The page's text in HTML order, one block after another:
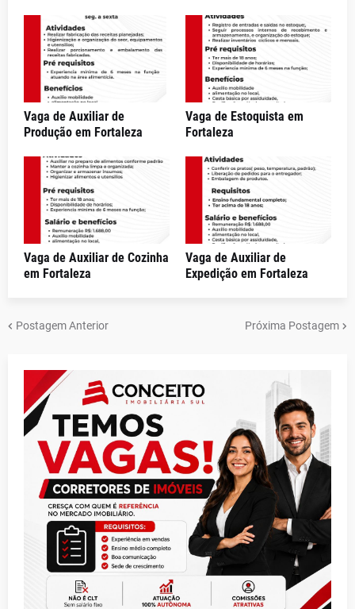
Vaga de Auxiliar de
Produção em Fortaleza
Vaga de Estoquista em
Fortaleza
Vaga de Auxiliar de Cozinha
em Fortaleza
Vaga de Auxiliar de
Expedição em Fortaleza
Postagem Anterior Próxima Postagem